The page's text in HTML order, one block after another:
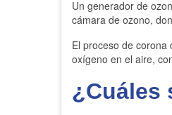
Un generador de
cámara de ozono,
El proceso de
oxígeno en el aire,
¿Cuáles